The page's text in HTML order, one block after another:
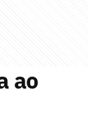
ao